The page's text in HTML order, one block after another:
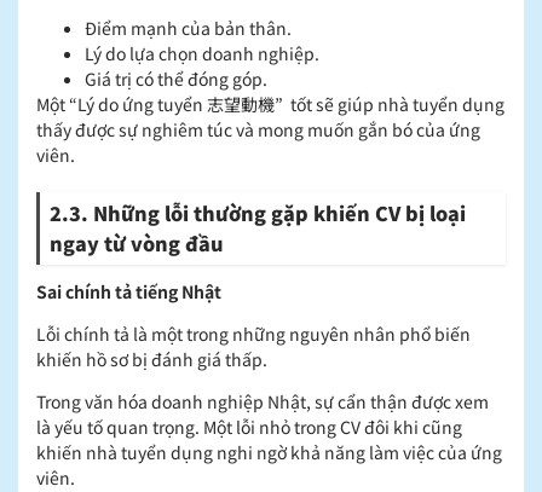
Điểm mạnh của bản thân.
Lý do lựa chọn doanh nghiệp.
Giá trị có thể đóng góp.
Một “Lý do ứng tuyển 志望動機” tốt sẽ giúp nhà tuyển dụng
thấy được sự nghiêm túc và mong muốn gắn bó của ứng
viên.
2.3. Những lỗi thường gặp khiến CV bị loại
ngay từ vòng đầu
Sai chính tả tiếng Nhật
Lỗi chính tả là một trong những nguyên nhân phổ biến
khiến hồ sơ bị đánh giá thấp.
Trong văn hóa doanh nghiệp Nhật, sự cẩn thận được xem
là yếu tố quan trọng. Một lỗi nhỏ trong CV đôi khi cũng
khiến nhà tuyển dụng nghi ngờ khả năng làm việc của ứng
viên.